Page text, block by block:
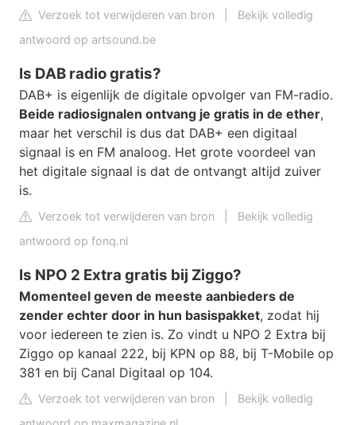
Verzoek tot verwijderen van bron
Bekijk volledig
antwoord op artsound.be
Is DAB radio gratis?
DAB+ is eigenlijk de digitale opvolger van FM-radio.
Beide radiosignalen ontvang je gratis in de ether,
maar het verschil is dus dat DAB+ een digitaal
signaal is en FM analoog. Het grote voordeel van
het digitale signaal is dat de ontvangt altijd zuiver
is.
Verzoek tot verwijderen van bron
Bekijk volledig
antwoord op fonq.nl
Is NPO 2 Extra gratis bij Ziggo?
Momenteel geven de meeste aanbieders de
zender echter door in hun basispakket, zodat hij
voor iedereen te zien is. Zo vindt u NPO 2 Extra bij
Ziggo op kanaal 222, bij KPN op 88, bij T-Mobile op
381 en bij Canal Digitaal op 104.
Verzoek tot verwijderen van bron
Bekijk volledig